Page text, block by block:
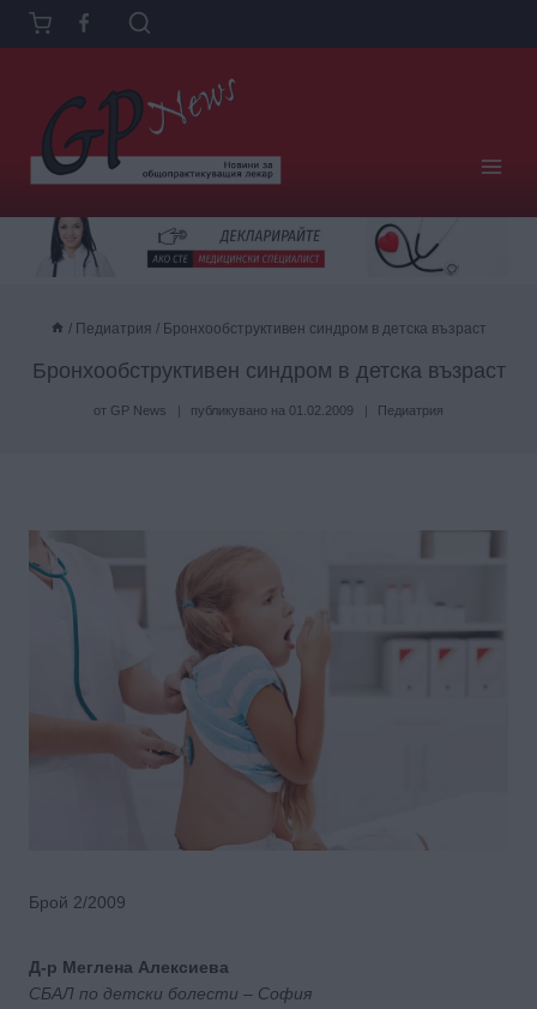
Към
съдържанието
/ Педиатрия / Бронхообструктивен синдром в детска възраст
Бронхообструктивен синдром в детска възраст
от GP News публикувано на 01.02.2009 Педиатрия
Брой 2/2009
Д-р Меглена Алексиева
СБАЛ по детски болести – София